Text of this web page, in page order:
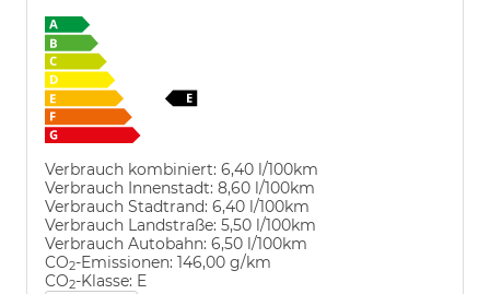
Verbrauch kombiniert: 6,40 l/100km
Verbrauch Innenstadt: 8,60 l/100km
Verbrauch Stadtrand: 6,40 l/100km
Verbrauch Landstraße: 5,50 l/100km
Verbrauch Autobahn: 6,50 l/100km
CO2-Emissionen: 146,00 g/km
CO2-Klasse: E